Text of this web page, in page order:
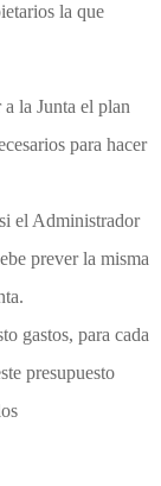
la que
la Junta el plan
para hacer
el Administrador
prever la misma
gastos, para cada
presupuesto